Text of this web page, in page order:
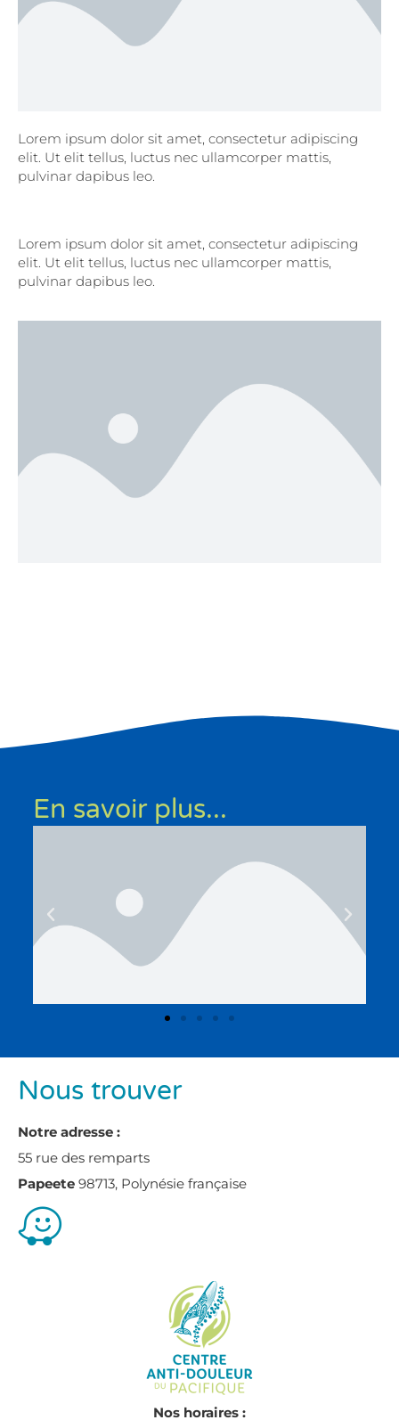
Lorem ipsum dolor sit amet, consectetur adipiscing
elit. Ut elit tellus, luctus nec ullamcorper mattis,
pulvinar dapibus leo.
Lorem ipsum dolor sit amet, consectetur adipiscing
elit. Ut elit tellus, luctus nec ullamcorper mattis,
pulvinar dapibus leo.
En savoir plus...
Nous trouver
Notre adresse :
55 rue des remparts
Papeete 98713, Polynésie française
Nos horaires :